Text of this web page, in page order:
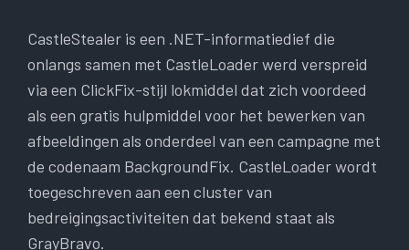
CastleStealer is een .NET-informatiedief die
onlangs samen met CastleLoader werd verspreid
via een ClickFix-stijl lokmiddel dat zich voordeed
als een gratis hulpmiddel voor het bewerken van
afbeeldingen als onderdeel van een campagne met
de codenaam BackgroundFix. CastleLoader wordt
toegeschreven aan een cluster van
bedreigingsactiviteiten dat bekend staat als
GrayBravo.